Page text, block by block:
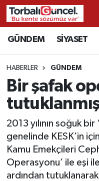
GÜNDEM SİYASET
HABERLER GÜNDEM
Bir şafak
2013 yılının soğuk
genelinde KESK’in
Kamu Emekçileri
Operasyonu’ ile eşi
ardından
İzmir Nöbetçi
İzmir Hava Durumu
İzmir Namaz
İzmir Trafik
Süper Lig Puan
Tüm Manşetler